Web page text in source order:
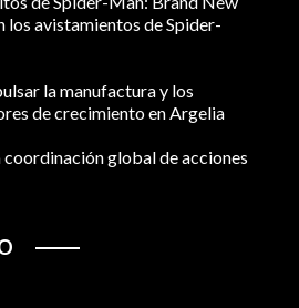
los avistamientos de Spider-
la manufactura y los
de crecimiento en Argelia
global de acciones